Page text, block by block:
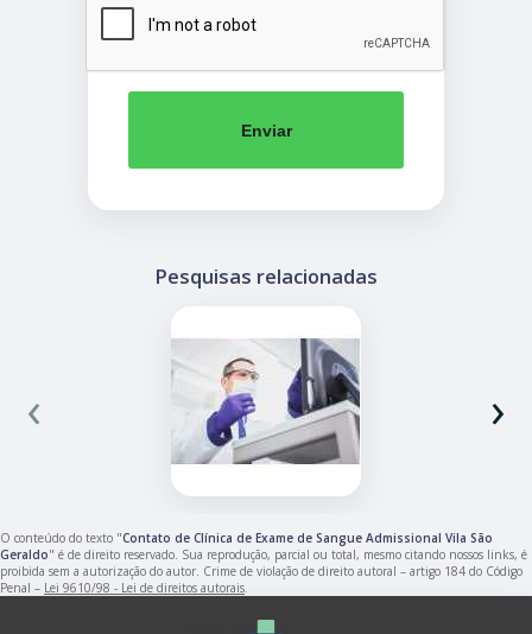
Enviar
Pesquisas relacionadas
‹ ›
O conteúdo do texto "Contato de Clínica de Exame de Sangue Admissional Vila São
Geraldo" é de direito reservado. Sua reprodução, parcial ou total, mesmo citando nossos links, é
proibida sem a autorização do autor. Crime de violação de direito autoral – artigo 184 do Código
Penal – Lei 9610/98 - Lei de direitos autorais.